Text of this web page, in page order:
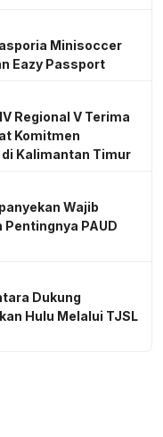
Minisoccer
Eazy Passport
Regional V Terima
Komitmen
Kalimantan Timur
Wajib
Pentingnya PAUD
Dukung
Hulu Melalui TJSL